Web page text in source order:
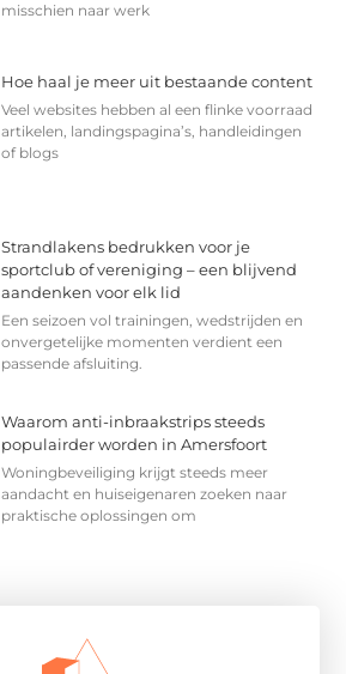
misschien naar werk
Hoe haal je meer uit bestaande content
Veel websites hebben al een flinke voorraad
artikelen, landingspagina’s, handleidingen
of blogs
Strandlakens bedrukken voor je
sportclub of vereniging – een blijvend
aandenken voor elk lid
Een seizoen vol trainingen, wedstrijden en
onvergetelijke momenten verdient een
passende afsluiting.
Waarom anti-inbraakstrips steeds
populairder worden in Amersfoort
Woningbeveiliging krijgt steeds meer
aandacht en huiseigenaren zoeken naar
praktische oplossingen om